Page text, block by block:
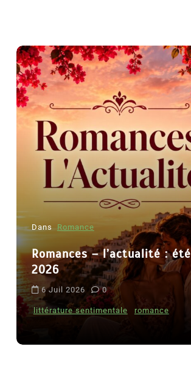
Dans Romance
Romances – l’actualité : été
2026
6 Juil 2026 0
littérature sentimentale romance